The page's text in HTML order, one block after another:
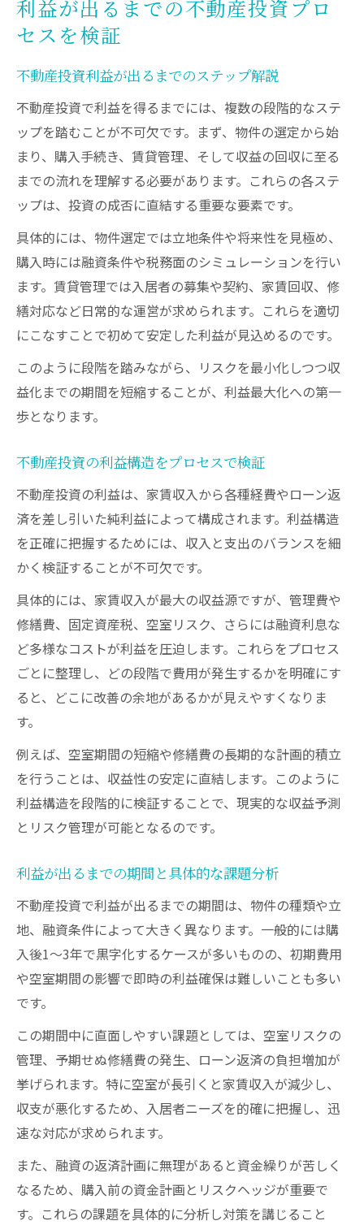
利益が出るまでの不動産投資プロ
セスを検証
不動産投資利益が出るまでのステップ解説
不動産投資で利益を得るまでには、複数の段階的なステ
ップを踏むことが不可欠です。まず、物件の選定から始
まり、購入手続き、賃貸管理、そして収益の回収に至る
までの流れを理解する必要があります。これらの各ステ
ップは、投資の成否に直結する重要な要素です。
具体的には、物件選定では立地条件や将来性を見極め、
購入時には融資条件や税務面のシミュレーションを行い
ます。賃貸管理では入居者の募集や契約、家賃回収、修
繕対応など日常的な運営が求められます。これらを適切
にこなすことで初めて安定した利益が見込めるのです。
このように段階を踏みながら、リスクを最小化しつつ収
益化までの期間を短縮することが、利益最大化への第一
歩となります。
不動産投資の利益構造をプロセスで検証
不動産投資の利益は、家賃収入から各種経費やローン返
済を差し引いた純利益によって構成されます。利益構造
を正確に把握するためには、収入と支出のバランスを細
かく検証することが不可欠です。
具体的には、家賃収入が最大の収益源ですが、管理費や
修繕費、固定資産税、空室リスク、さらには融資利息な
ど多様なコストが利益を圧迫します。これらをプロセス
ごとに整理し、どの段階で費用が発生するかを明確にす
ると、どこに改善の余地があるかが見えやすくなりま
す。
例えば、空室期間の短縮や修繕費の長期的な計画的積立
を行うことは、収益性の安定に直結します。このように
利益構造を段階的に検証することで、現実的な収益予測
とリスク管理が可能となるのです。
利益が出るまでの期間と具体的な課題分析
不動産投資で利益が出るまでの期間は、物件の種類や立
地、融資条件によって大きく異なります。一般的には購
入後1～3年で黒字化するケースが多いものの、初期費用
や空室期間の影響で即時の利益確保は難しいことも多い
です。
この期間中に直面しやすい課題としては、空室リスクの
管理、予期せぬ修繕費の発生、ローン返済の負担増加が
挙げられます。特に空室が長引くと家賃収入が減少し、
収支が悪化するため、入居者ニーズを的確に把握し、迅
速な対応が求められます。
また、融資の返済計画に無理があると資金繰りが苦しく
なるため、購入前の資金計画とリスクヘッジが重要で
す。これらの課題を具体的に分析し対策を講じること